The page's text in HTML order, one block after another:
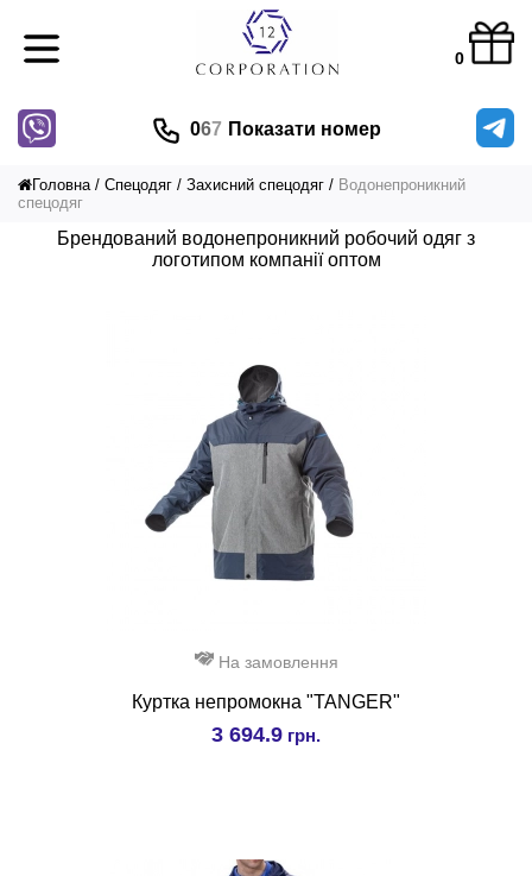
0
067 Показати номер
Головна Спецодяг Захисний спецодяг
Водонепроникний
спецодяг
Брендований водонепроникний робочий одяг з
логотипом компанії оптом
На замовлення
Куртка непромокна "TANGER"
3 694.9 грн.